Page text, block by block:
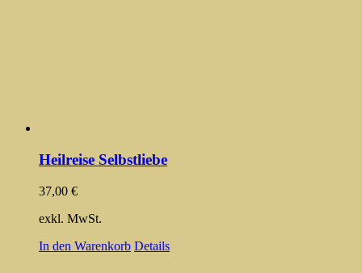
Heilreise Selbstliebe
37,00 €
exkl. MwSt.
In den Warenkorb Details